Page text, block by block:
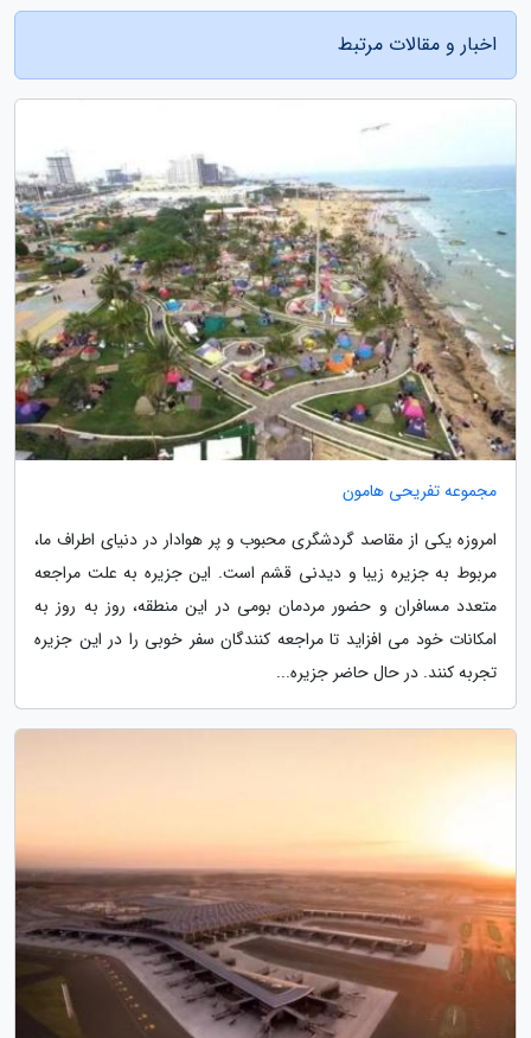
اخبار و مقالات مرتبط
مجموعه تفریحی هامون
امروزه یکی از مقاصد گردشگری محبوب و پر هوادار در دنیای اطراف ما،
مربوط به جزیره زیبا و دیدنی قشم است. این جزیره به علت مراجعه
متعدد مسافران و حضور مردمان بومی در این منطقه، روز به روز به
امکانات خود می افزاید تا مراجعه کنندگان سفر خوبی را در این جزیره
تجربه کنند. در حال حاضر جزیره...